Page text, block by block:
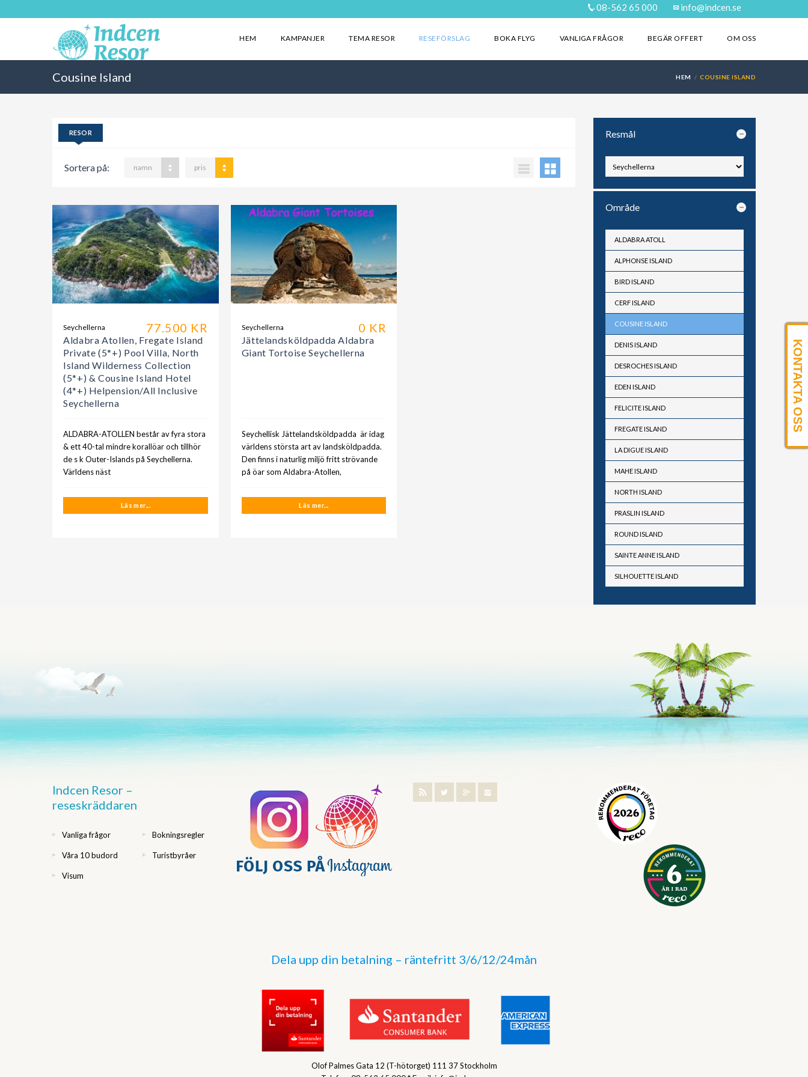
08-562 65 000 info@indcen.se
HEM KAMPANJER TEMA RESOR RESEFÖRSLAG BOKA FLYG VANLIGA FRÅGOR BEGÄR OFFERT OM OSS
Cousine Island HEM COUSINE ISLAND
RESOR
Sortera på: namn pris
77.500 KR
Seychellerna
Aldabra Atollen, Fregate Island
Private (5*+) Pool Villa, North
Island Wilderness Collection
(5*+) & Cousine Island Hotel
(4*+) Helpension/All Inclusive
Seychellerna
ALDABRA-ATOLLEN består av fyra stora
& ett 40-tal mindre korallöar och tillhör
de s k Outer-Islands på Seychellerna.
Världens näst
Läs mer...
0 KR
Seychellerna
Jättelandsköldpadda Aldabra
Giant Tortoise Seychellerna
Seychellisk Jättelandsköldpadda är idag
världens största art av landsköldpadda.
Den finns i naturlig miljö fritt strövande
på öar som Aldabra-Atollen,
Läs mer...
Resmål
Område
ALDABRA ATOLL
ALPHONSE ISLAND
BIRD ISLAND
CERF ISLAND
COUSINE ISLAND
DENIS ISLAND
DESROCHES ISLAND
EDEN ISLAND
FELICITE ISLAND
FREGATE ISLAND
LA DIGUE ISLAND
MAHE ISLAND
NORTH ISLAND
PRASLIN ISLAND
ROUND ISLAND
SAINTE ANNE ISLAND
SILHOUETTE ISLAND
Indcen Resor –
reseskräddaren
Vanliga frågor Bokningsregler
Våra 10 budord Turistbyråer
Visum
Dela upp din betalning – räntefritt 3/6/12/24mån
Olof Palmes Gata 12 (T-hötorget) 111 37 Stockholm
KONTAKTA OSS